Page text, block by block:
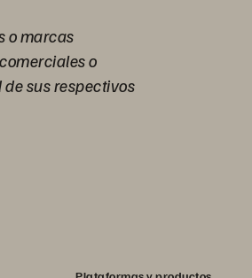
o marcas
o
sus respectivos